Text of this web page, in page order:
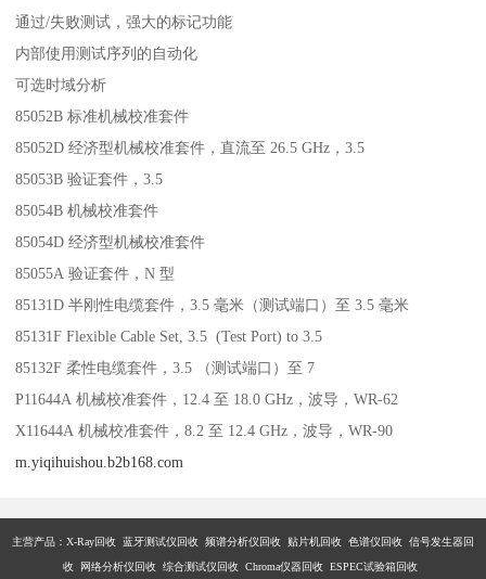
通过/失败测试，强大的标记功能
内部使用测试序列的自动化
可选时域分析
85052B 标准机械校准套件
85052D 经济型机械校准套件，直流至 26.5 GHz，3.5
85053B 验证套件，3.5
85054B 机械校准套件
85054D 经济型机械校准套件
85055A 验证套件，N 型
85131D 半刚性电缆套件，3.5 毫米（测试端口）至 3.5 毫米
85131F Flexible Cable Set, 3.5 (Test Port) to 3.5
85132F 柔性电缆套件，3.5 （测试端口）至 7
P11644A 机械校准套件，12.4 至 18.0 GHz，波导，WR-62
X11644A 机械校准套件，8.2 至 12.4 GHz，波导，WR-90
m.yiqihuishou.b2b168.com
主营产品：X-Ray回收 蓝牙测试仪回收 频谱分析仪回收 贴片机回收 色谱仪回收 信号发生器回
收 网络分析仪回收 综合测试仪回收 Chroma仪器回收 ESPEC试验箱回收